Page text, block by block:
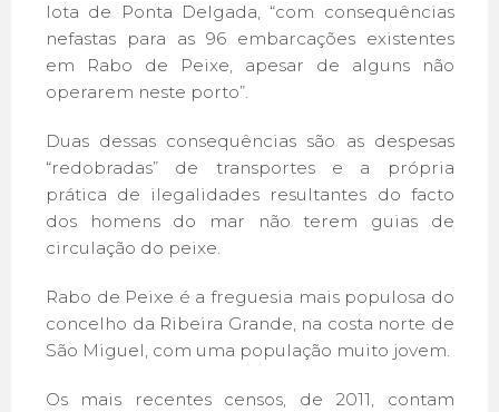
lota de Ponta Delgada, “com consequências
nefastas para as 96 embarcações existentes
em Rabo de Peixe, apesar de alguns não
operarem neste porto”.
Duas dessas consequências são as despesas
“redobradas” de transportes e a própria
prática de ilegalidades resultantes do facto
dos homens do mar não terem guias de
circulação do peixe.
Rabo de Peixe é a freguesia mais populosa do
concelho da Ribeira Grande, na costa norte de
São Miguel, com uma população muito jovem.
Os mais recentes censos, de 2011, contam